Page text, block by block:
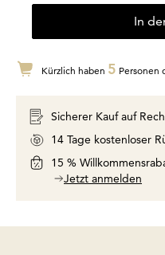
In
Kürzlich haben 5 Personen
Sicherer Kauf auf
14 Tage kostenloser
15 %
Jetzt anmelden